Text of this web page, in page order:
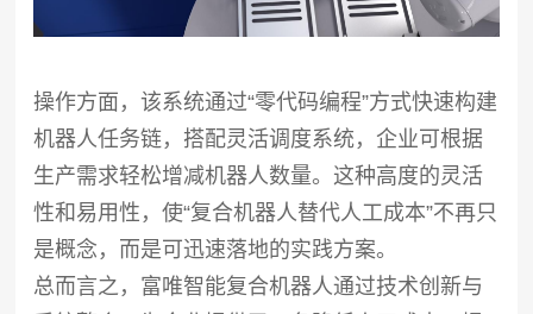
操作方面，该系统通过“零代码编程”方式快速构建
机器人任务链，搭配灵活调度系统，企业可根据
生产需求轻松增减机器人数量。这种高度的灵活
性和易用性，使“复合机器人替代人工成本”不再只
是概念，而是可迅速落地的实践方案。
总而言之，富唯智能复合机器人通过技术创新与